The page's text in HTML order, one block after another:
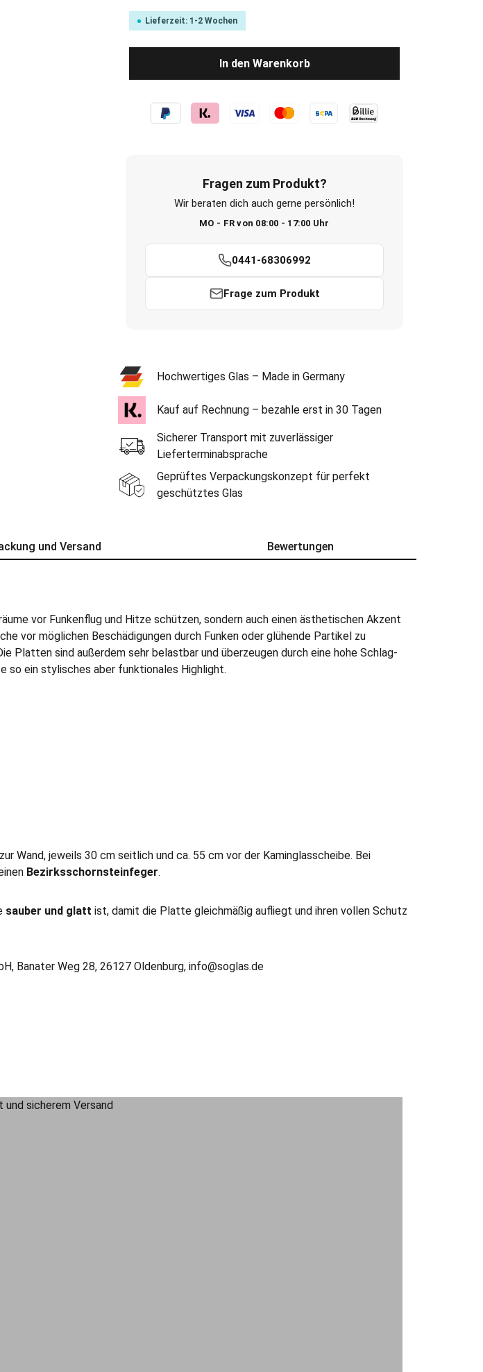
Lieferzeit: 1-2 Wochen
In den Warenkorb
Fragen zum Produkt?
Wir beraten dich auch gerne persönlich!
MO - FR von 08:00 - 17:00 Uhr
0441-68306992
Frage zum Produkt
Hochwertiges Glas – Made in Germany
Kauf auf Rechnung – bezahle erst in 30 Tagen
Sicherer Transport mit zuverlässiger
Lieferterminabsprache
Geprüftes Verpackungskonzept für perfekt
geschütztes Glas
und Versand Bewertungen
vor Funkenflug und Hitze schützen, sondern auch einen ästhetischen Akzent
vor möglichen Beschädigungen durch Funken oder glühende Partikel zu
Platten sind außerdem sehr belastbar und überzeugen durch eine hohe Schlag-
so ein stylisches aber funktionales Highlight.
Wand, jeweils 30 cm seitlich und ca. 55 cm vor der Kaminglasscheibe. Bei
Bezirksschornsteinfeger.
sauber und glatt ist, damit die Platte gleichmäßig aufliegt und ihren vollen Schutz
Banater Weg 28, 26127 Oldenburg, info@soglas.de